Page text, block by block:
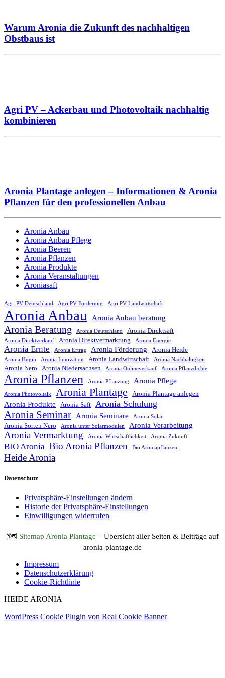
Warum Aronia die Zukunft des nachhaltigen
Obstbaus ist
Agri PV – Ackerbau und Photovoltaik nachhaltig
kombinieren
Aronia Plantage anlegen – Informationen & Aronia
Pflanzen für den professionellen Anbau
Aronia Anbau
Aronia Anbau Pflege
Aronia Beeren
Aronia Pflanzen
Aronia Produkte
Aronia Veranstaltungen
Aroniasaft
Agri PV Deutschland Agri PV Förderung Agri PV Landwirtschaft
Aronia Anbau Aronia Anbau beratung
Aronia Beratung Aronia Deutschland Aronia Direktsaft
Aronia Direktverkauf Aronia Direktvermarktung Aronia Energie
Aronia Ernte Aronia Ertrag Aronia Förderung Aronia Heide
Aronia Hugin Aronia Innovation Aronia Landwirtschaft Aronia Nachhaltigkeit
Aronia Nero Aronia Niedersachsen Aronia Onlineverkauf Aronia Pflanzdichte
Aronia Pflanzen Aronia Pflanzung Aronia Pflege
Aronia Photovoltaik Aronia Plantage Aronia Plantage anlegen
Aronia Produkte Aronia Saft Aronia Schulung
Aronia Seminar Aronia Seminare Aronia Solar
Aronia Sorten Nero Aronia unter Solarmodulen Aronia Verarbeitung
Aronia Vermarktung Aronia Wirtschaftlichkeit Aronia Zukunft
BIO Aronia Bio Aronia Pflanzen Bio Aroniapflanzen
Heide Aronia
Datenschutz
Privatsphäre-Einstellungen ändern
Historie der Privatsphäre-Einstellungen
Einwilligungen widerrufen
🗺️ Sitemap Aronia Plantage – Übersicht aller Seiten & Beiträge auf
aronia-plantage.de
Impressum
Datenschutzerklärung
Cookie-Richtlinie
HEIDE ARONIA
WordPress Cookie Plugin von Real Cookie Banner